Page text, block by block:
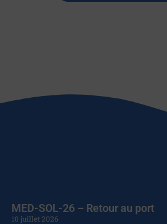
MED-SOL-26 – Retour au port
10 juillet 2026